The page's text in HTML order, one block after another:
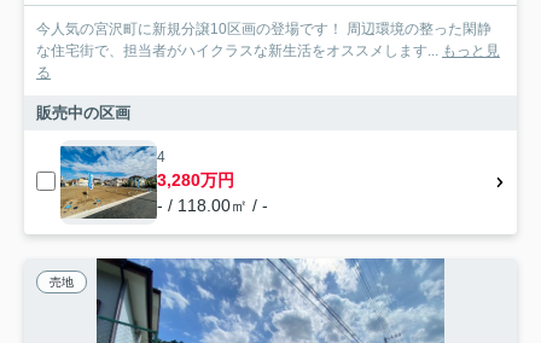
今人気の宮沢町に新規分譲10区画の登場です！ 周辺環境の整った閑静
な住宅街で、担当者がハイクラスな新生活をオススメします...
もっと見
る
販売中の区画
4
3,280万円
- / 118.00㎡ / -
売地